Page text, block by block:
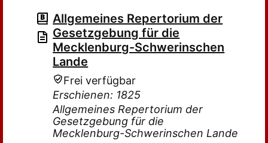
Allgemeines Repertorium der
Gesetzgebung für die
Mecklenburg-Schwerinschen
Lande
Frei verfügbar
Erschienen: 1825
Allgemeines Repertorium der
Gesetzgebung für die
Mecklenburg-Schwerinschen Lande